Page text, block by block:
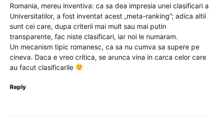
Romania, mereu inventiva: ca sa dea impresia unei clasificari a
Universitatilor, a fost inventat acest „meta-ranking”; adica altii
sunt cei care, dupa criterii mai mult sau mai putin
transparente, fac niste clasificari, iar noi le numaram.
Un mecanism tipic romanesc, ca sa nu cumva sa supere pe
cineva. Daca e vreo critica, se arunca vina in carca celor care
au facut clasificarile
Reply